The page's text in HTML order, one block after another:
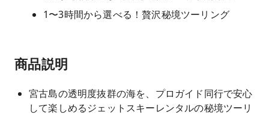
1〜3時間から選べる！贅沢秘境ツーリング
商品説明
宮古島の透明度抜群の海を、プロガイド同行で安心
して楽しめるジェットスキーレンタルの秘境ツーリ